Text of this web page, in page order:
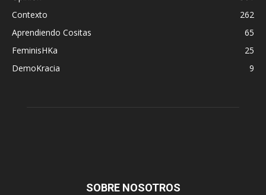
Contexto
262
Aprendiendo Cositas
65
FeminisHKa
25
DemoKracia
9
SOBRE NOSOTROS